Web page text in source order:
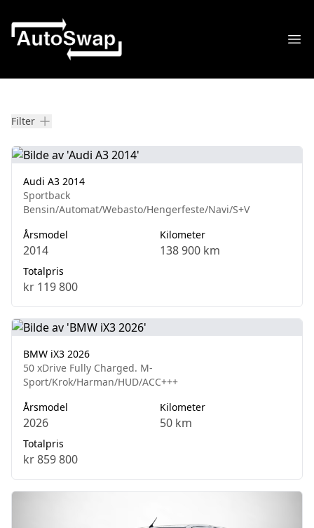
Filter
Audi A3 2014
Sportback
Bensin/Automat/Webasto/Hengerfeste/Navi/S+V
Årsmodel
2014
Kilometer
138 900 km
Totalpris
kr 119 800
BMW iX3 2026
50 xDrive Fully Charged. M-
Sport/Krok/Harman/HUD/ACC+++
Årsmodel
2026
Kilometer
50 km
Totalpris
kr 859 800